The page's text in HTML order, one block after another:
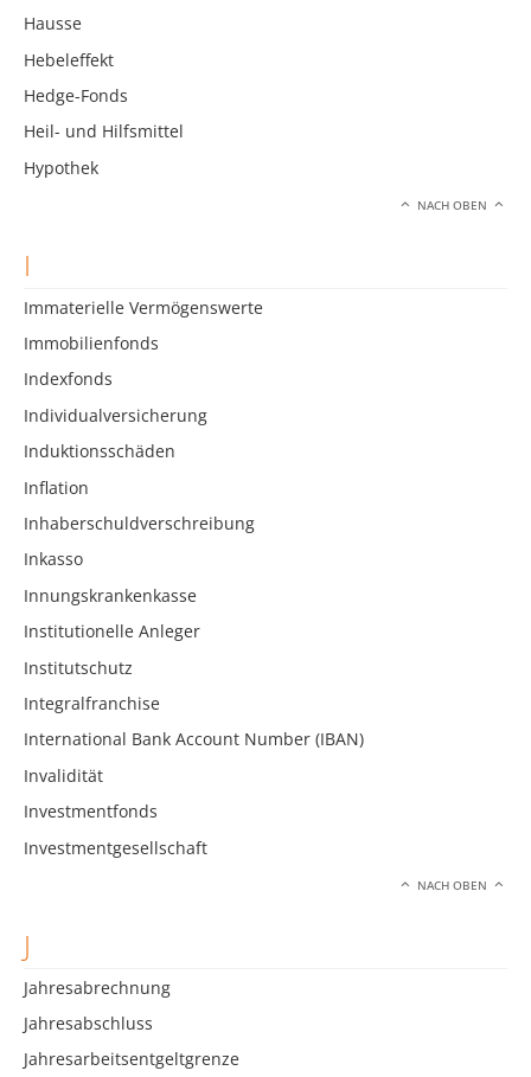
Hausse
Hebeleffekt
Hedge-Fonds
Heil- und Hilfsmittel
Hypothek
NACH OBEN
I
Immaterielle Vermögenswerte
Immobilienfonds
Indexfonds
Individualversicherung
Induktionsschäden
Inflation
Inhaberschuldverschreibung
Inkasso
Innungskrankenkasse
Institutionelle Anleger
Institutschutz
Integralfranchise
International Bank Account Number (IBAN)
Invalidität
Investmentfonds
Investmentgesellschaft
NACH OBEN
J
Jahresabrechnung
Jahresabschluss
Jahresarbeitsentgeltgrenze